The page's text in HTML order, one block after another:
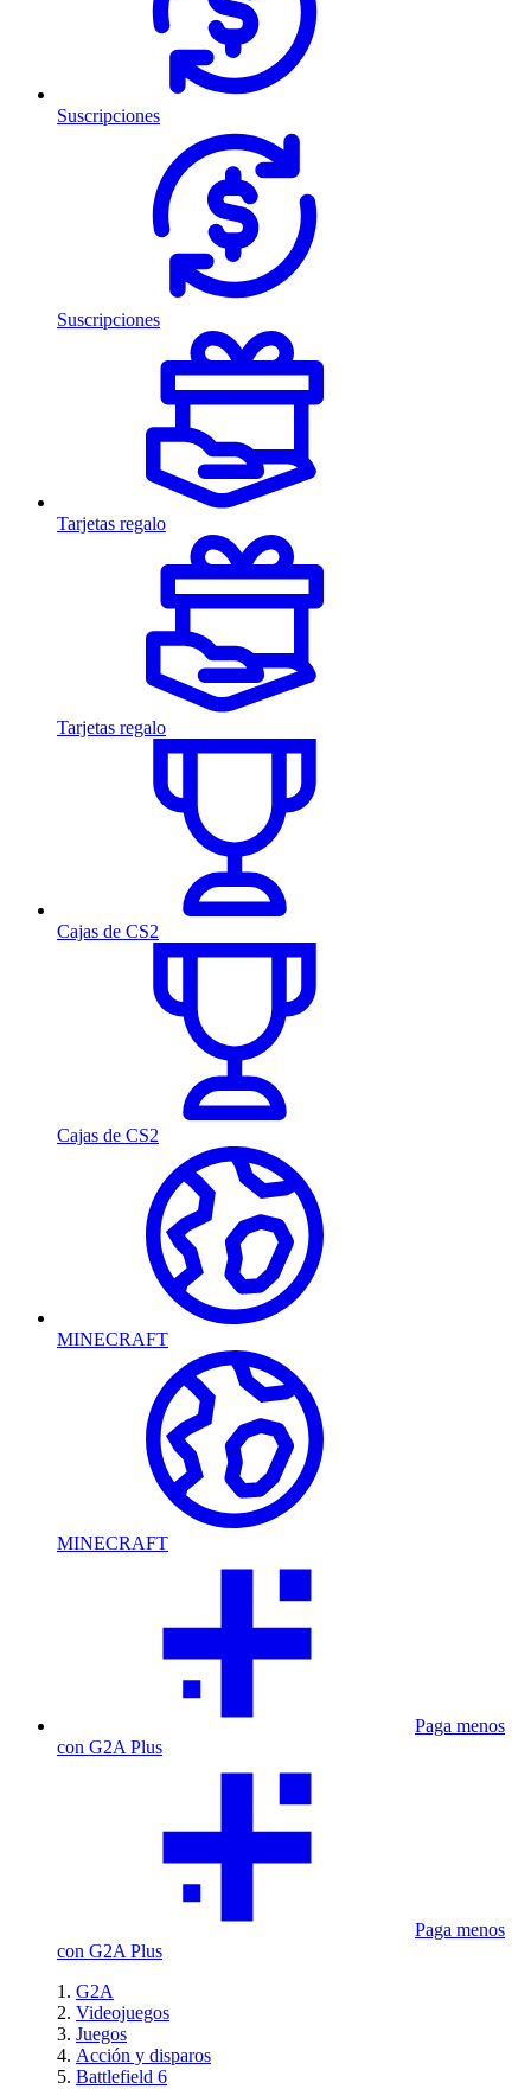
Suscripciones
Suscripciones
Tarjetas regalo
Tarjetas regalo
Cajas de CS2
Cajas de CS2
MINECRAFT
MINECRAFT
Paga menos
con G2A Plus
Paga menos
con G2A Plus
G2A
Videojuegos
Juegos
Acción y disparos
Battlefield 6